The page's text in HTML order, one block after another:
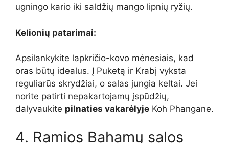
ugningo kario iki saldžių mango lipnių ryžių.
Kelionių patarimai:
Apsilankykite lapkričio-kovo mėnesiais, kad
oras būtų idealus. Į Puketą ir Krabį vyksta
reguliarūs skrydžiai, o salas jungia keltai. Jei
norite patirti nepakartojamų įspūdžių,
dalyvaukite pilnaties vakarėlyje Koh Phangane.
4. Ramios Bahamų salos